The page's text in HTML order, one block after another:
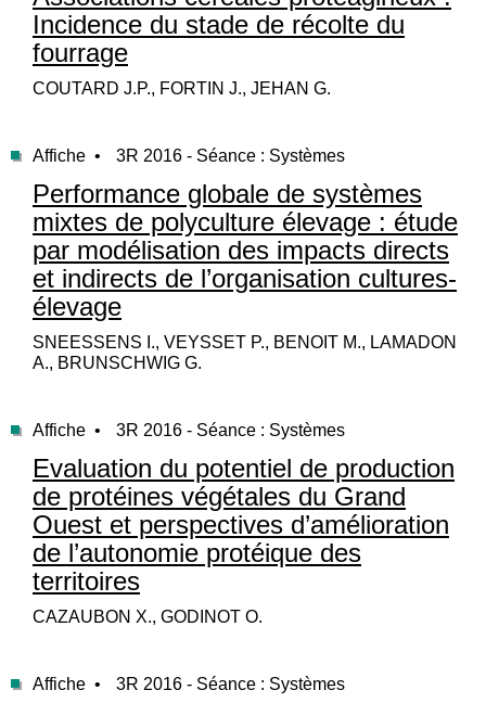
Incidence du stade de récolte du
fourrage
COUTARD J.P., FORTIN J., JEHAN G.
Affiche • 3R 2016 - Séance : Systèmes
Performance globale de systèmes
mixtes de polyculture élevage : étude
par modélisation des impacts directs
et indirects de l’organisation cultures-
élevage
SNEESSENS I., VEYSSET P., BENOIT M., LAMADON
A., BRUNSCHWIG G.
Affiche • 3R 2016 - Séance : Systèmes
Evaluation du potentiel de production
de protéines végétales du Grand
Ouest et perspectives d’amélioration
de l’autonomie protéique des
territoires
CAZAUBON X., GODINOT O.
Affiche • 3R 2016 - Séance : Systèmes